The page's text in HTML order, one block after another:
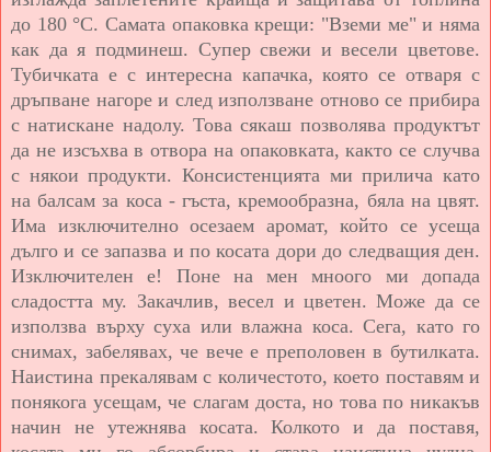
до 180 °C. Самата опаковка крещи: "Вземи ме" и няма
как да я подминеш. Супер свежи и весели цветове.
Тубичката е с интересна капачка, която се отваря с
дръпване нагоре и след използване отново се прибира
с натискане надолу. Това сякаш позволява продуктът
да не изсъхва в отвора на опаковката, както се случва
с някои продукти. Консистенцията ми прилича като
на балсам за коса - гъста, кремообразна, бяла на цвят.
Има изключително осезаем аромат, който се усеща
дълго и се запазва и по косата дори до следващия ден.
Изключителен е! Поне на мен мноого ми допада
сладостта му. Закачлив, весел и цветен. Може да се
използва върху суха или влажна коса. Сега, като го
снимах, забелявах, че вече е преполовен в бутилката.
Наистина прекалявам с количестото, което поставям и
понякога усещам, че слагам доста, но това по никакъв
начин не утежнява косата. Колкото и да поставя,